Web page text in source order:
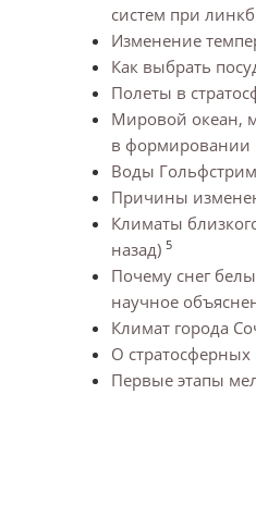
систем при
Изменение
Как выбрать
Полеты в
Мировой океан,
в формировании
Воды
Причины
Климаты
назад) 5
Почему снег
научное
Климат города
О стратосферных
Первые этапы